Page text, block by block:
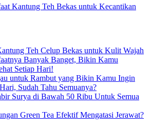
Kantung Teh Bekas untuk Kecantikan
Teh Celup Bekas untuk Kulit Wajah
Banyak Banget, Bikin Kamu
Setiap Hari!
untuk Rambut yang Bikin Kamu Ingin
Sudah Tahu Semuanya?
Surya di Bawah 50 Ribu Untuk Semua
Green Tea Efektif Mengatasi Jerawat?